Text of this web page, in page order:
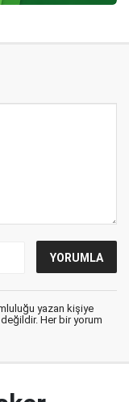
yazan kişiye
Her bir yorum